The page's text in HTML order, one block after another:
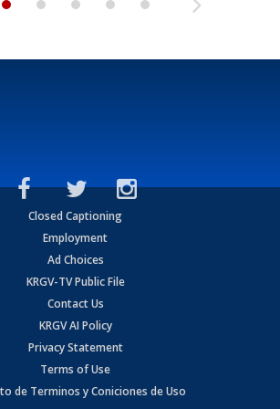
Closed Captioning
Employment
Ad Choices
KRGV-TV Public File
Contact Us
KRGV AI Policy
Privacy Statement
Terms of Use
de Terminos y Coniciones de Uso